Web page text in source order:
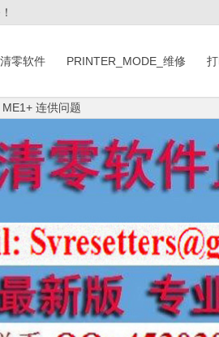
清零软件 PRINTER_MODE_维修
连供问题